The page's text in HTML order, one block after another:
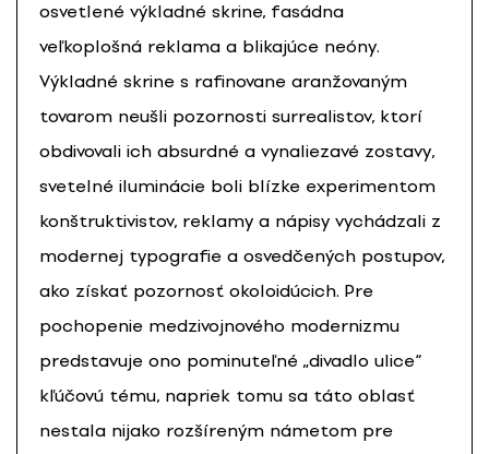
osvetlené výkladné skrine, fasádna
veľkoplošná reklama a blikajúce neóny.
Výkladné skrine s rafinovane aranžovaným
tovarom neušli pozornosti surrealistov, ktorí
obdivovali ich absurdné a vynaliezavé zostavy,
svetelné iluminácie boli blízke experimentom
konštruktivistov, reklamy a nápisy vychádzali z
modernej typografie a osvedčených postupov,
ako získať pozornosť okoloidúcich. Pre
pochopenie medzivojnového modernizmu
predstavuje ono pominuteľné „divadlo ulice“
kľúčovú tému, napriek tomu sa táto oblasť
nestala nijako rozšíreným námetom pre